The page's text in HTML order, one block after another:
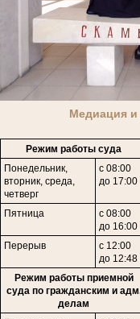
Медиация и
Режим работы суда
Понедельник,
вторник, среда,
четверг
с 08:00
до 17:00
Пятница
с 08:00
до 16:00
Перерыв
с 12:00
до 12:48
Режим работы приемной
суда по гражданским и
делам